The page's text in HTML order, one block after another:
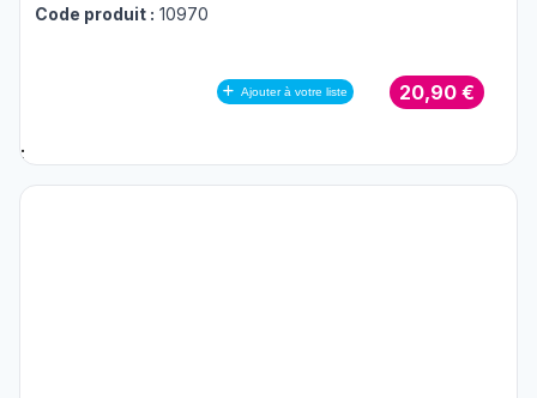
Code produit : 10970
Ajouter à votre liste 20,90 €
;